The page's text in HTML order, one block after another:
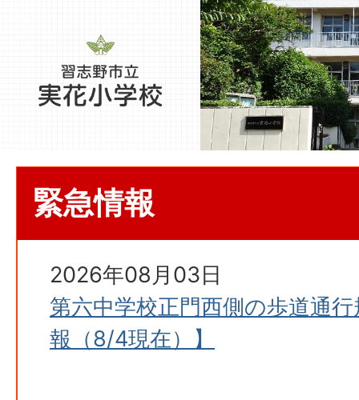
緊急情報
2026年08月03日
第六中学校正門西側の歩道通
報（8/4現在）】